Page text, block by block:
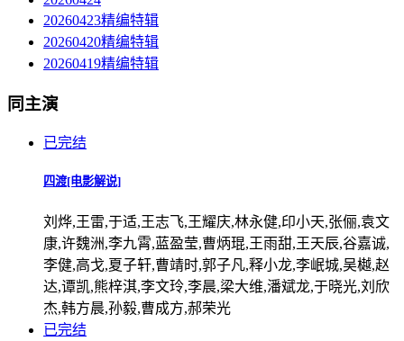
20260423精编特辑
20260420精编特辑
20260419精编特辑
同主演
已完结
四渡[电影解说]
刘烨,王雷,于适,王志飞,王耀庆,林永健,印小天,张俪,袁文
康,许魏洲,李九霄,蓝盈莹,曹炳琨,王雨甜,王天辰,谷嘉诚,
李健,高戈,夏子轩,曹靖时,郭子凡,释小龙,李岷城,吴樾,赵
达,谭凯,熊梓淇,李文玲,李晨,梁大维,潘斌龙,于晓光,刘欣
杰,韩方晨,孙毅,曹成方,郝荣光
已完结